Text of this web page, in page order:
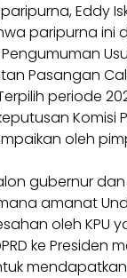
Eddy
paripurna ini
Pasangan
periode
Komisi
oleh
gubernur
amanat
oleh KPU
ke Presiden